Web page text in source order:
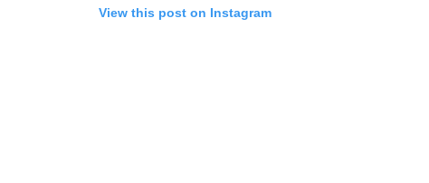
View this post on Instagram